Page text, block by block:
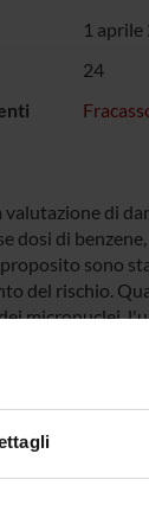
1 aprile
24
di
dosi di
sono
del rischio.
micronuclei,
dare
di riparo della
per il tipo di
e la
e
uno tra i più
può